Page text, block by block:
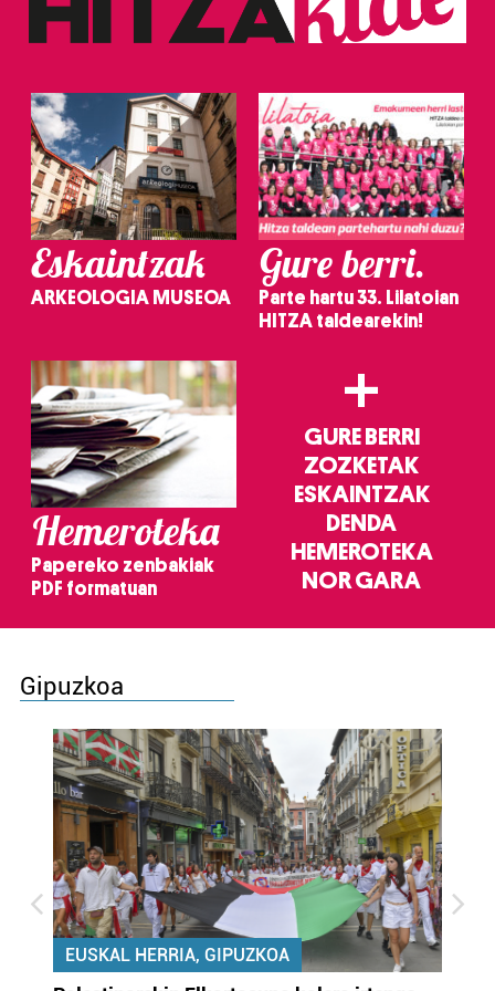
erabiltzeko baimen esplizitua ematen diguzu.
Gehiago
irakurri
Eskaintzak
ARKEOLOGIA MUSEOA
Gure berri.
Parte hartu 33. Lilatoian
HITZA taldearekin!
Hemeroteka
Papereko zenbakiak
PDF formatuan
+
GURE BERRI
ZOZKETAK
ESKAINTZAK
DENDA
HEMEROTEKA
NOR GARA
Gipuzkoa
EUSKAL HERRIA, GIPUZKOA